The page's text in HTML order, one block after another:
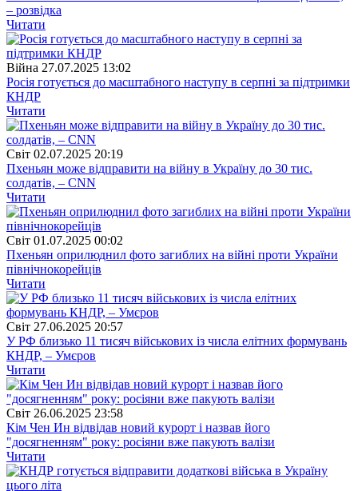
– розвідка
Читати
Війна 27.07.2025 13:02
Росія готується до масштабного наступу в серпні за підтримки
КНДР
Читати
Свiт 02.07.2025 20:19
Пхеньян може відправити на війну в Україну до 30 тис.
солдатів, – CNN
Читати
Свiт 01.07.2025 00:02
Пхеньян оприлюднил фото загиблих на війні проти України
північнокорейців
Читати
Свiт 27.06.2025 20:57
У РФ близько 11 тисяч військових із числа елітних формувань
КНДР, – Умєров
Читати
Свiт 26.06.2025 23:58
Кім Чен Ин відвідав новий курорт і назвав його
"досягненням" року: росіяни вже пакують валізи
Читати